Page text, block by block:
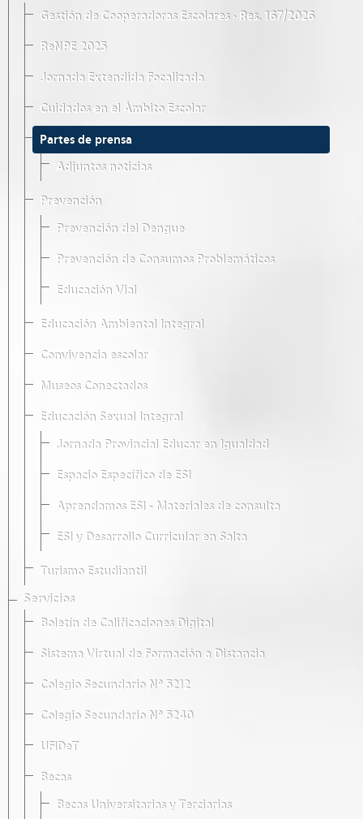
Gestión de Cooperadoras Escolares · Res. 167/2026
ReNPE 2025
Jornada Extendida Focalizada
Cuidados en el Ámbito Escolar
Partes de prensa
Adjuntos noticias
Prevención
Prevención del Dengue
Prevención de Consumos Problemáticos
Educación Vial
Educación Ambiental Integral
Convivencia escolar
Museos Conectados
Educación Sexual Integral
Jornada Provincial Educar en Igualdad
Espacio Específico de ESI
Aprendamos ESI - Materiales de consulta
ESI y Desarrollo Curricular en Salta
Turismo Estudiantil
Servicios
Boletín de Calificaciones Digital
Sistema Virtual de Formación a Distancia
Colegio Secundario Nº 5212
Colegio Secundario Nº 5240
UFIDeT
Becas
Becas Universitarias y Terciarias